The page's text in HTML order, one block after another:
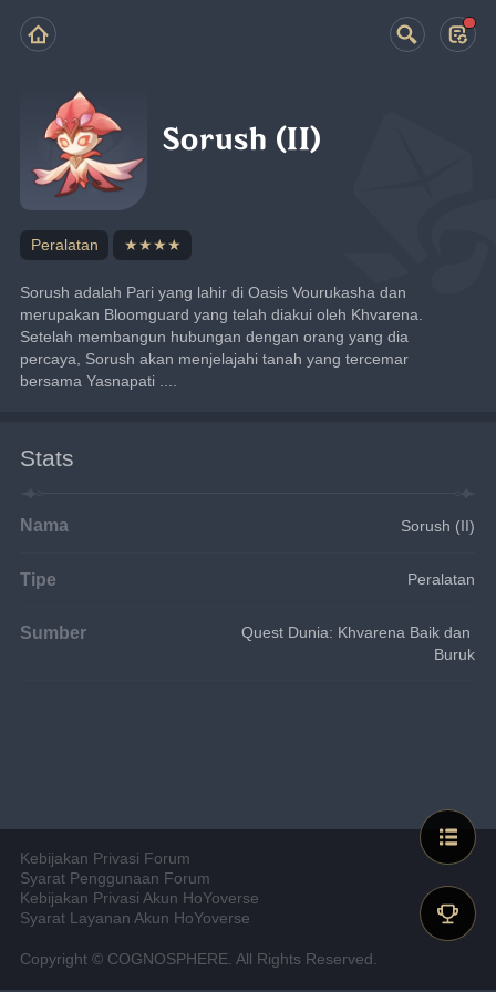
Sorush (II)
Peralatan ★★★★
Sorush adalah Pari yang lahir di Oasis Vourukasha dan
merupakan Bloomguard yang telah diakui oleh Khvarena.
Setelah membangun hubungan dengan orang yang dia
percaya, Sorush akan menjelajahi tanah yang tercemar
bersama Yasnapati ....
Stats
Nama Sorush (II)
Tipe Peralatan
Sumber
Quest Dunia: Khvarena Baik dan
Buruk
Kebijakan Privasi Forum
Syarat Penggunaan Forum
Kebijakan Privasi Akun HoYoverse
Syarat Layanan Akun HoYoverse
Copyright © COGNOSPHERE. All Rights Reserved.